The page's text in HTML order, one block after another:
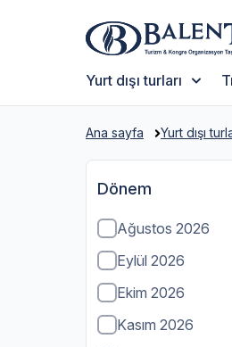
Yurt dışı turları
Ana sayfa Yurt dışı
Dönem
Ağustos 2026
Eylül 2026
Ekim 2026
Kasım 2026